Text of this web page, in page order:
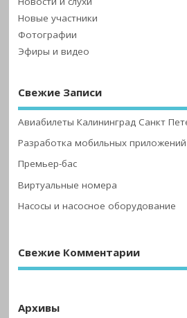
Новые участники
Фотографии
Эфиры и видео
Свежие Записи
Авиабилеты Калининград Санкт
Разработка мобильных приложений
Премьер-бас
Виртуальные номера
Насосы и насосное оборудование
Свежие Комментарии
Архивы